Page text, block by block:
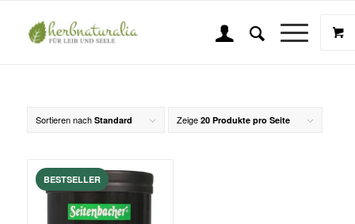
Kräutertee
Sie sind hier: Startseite Schlagwort: Kräutertee
Sortieren nach Standard Zeige 20 Produkte pro Seite